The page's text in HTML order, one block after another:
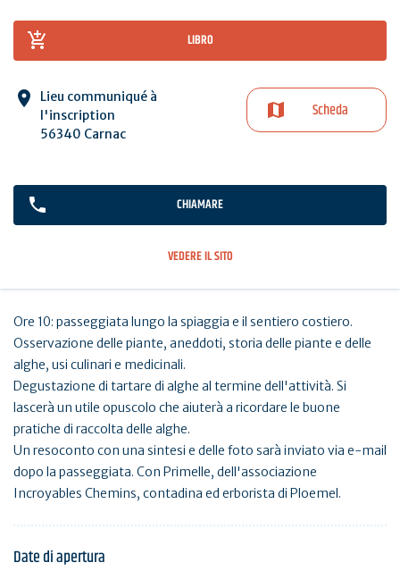
LIBRO
Lieu communiqué à
l'inscription
56340 Carnac
Scheda
CHIAMARE
VEDERE IL SITO
Ore 10: passeggiata lungo la spiaggia e il sentiero costiero.
Osservazione delle piante, aneddoti, storia delle piante e delle
alghe, usi culinari e medicinali.
Degustazione di tartare di alghe al termine dell'attività. Si
lascerà un utile opuscolo che aiuterà a ricordare le buone
pratiche di raccolta delle alghe.
Un resoconto con una sintesi e delle foto sarà inviato via e-mail
dopo la passeggiata. Con Primelle, dell'associazione
Incroyables Chemins, contadina ed erborista di Ploemel.
Date di apertura